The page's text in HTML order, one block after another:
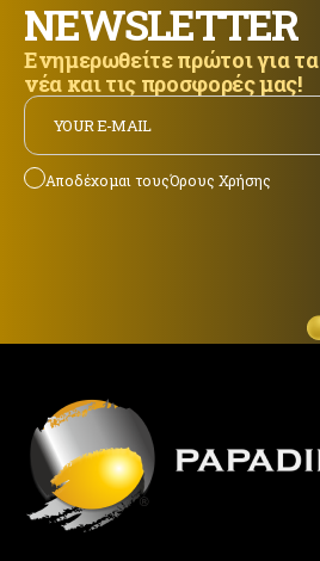
NEWSLETTER
Ενημερωθείτε πρώτοι για τα
νέα και τις προσφορές μας!
Αποδέχομαι τουςΌρους Χρήσης